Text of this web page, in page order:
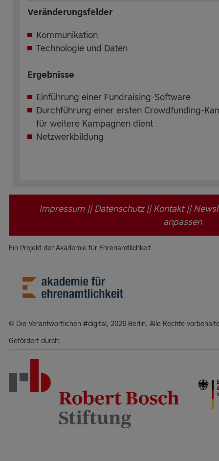
Veränderungsfelder
Kommunikation
Technologie und Daten
Ergebnisse
Einführung einer Fundraising-Software
Durchführung einer ersten Crowdfunding-
für weitere Kampagnen dient
Netzwerkbildung
Impressum||Datenschutz||Kontakt||
anpassen
Ein Projekt der Akademie für Ehrenamtlichkeit
Die Verantwortlichen #digital, 2026 Berlin. Alle Rechte
Gefördert durch: